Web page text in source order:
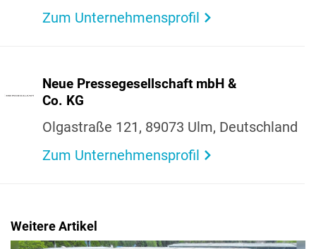
Zum Unternehmensprofil
Neue Pres­se­ge­sell­schaft mbH &
Co. KG
Olgastraße 121, 89073 Ulm, Deutsch­land
Zum Unternehmensprofil
Weitere Artikel